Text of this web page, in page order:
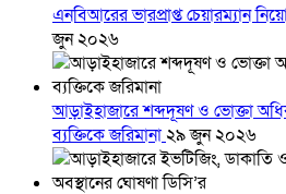
এনবিআরের ভারপ্রাপ্ত চেয়ারম্যান
জুন ২০২৬
আড়াইহাজারে শব্দদূষণ ও ভোক্তা
ব্যক্তিকে জরিমানা২৯ জুন ২০২৬